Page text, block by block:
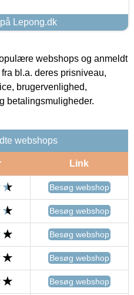
Lepong.dk
webshops og anmeldt
bl.a. deres prisniveau,
brugervenlighed,
betalingsmuligheder.
webshops
Link
Besøg webshop
Besøg webshop
Besøg webshop
Besøg webshop
Besøg webshop